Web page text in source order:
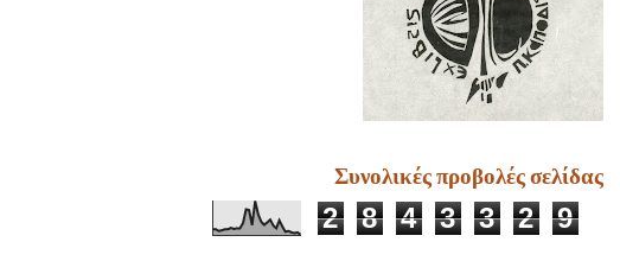
Συνολικές προβολές σελίδας
2 8 4 3 3 2 9